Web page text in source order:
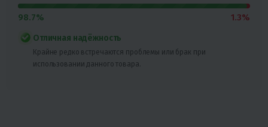
98.7% 1.3%
Отличная надёжность
Крайне редко встречаются проблемы или брак при
использовании данного товара.